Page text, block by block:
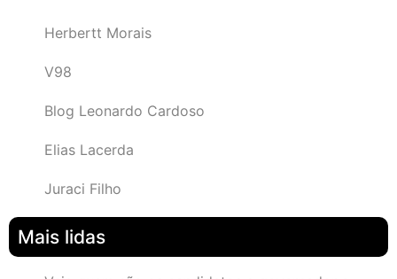
Herbertt Morais
V98
Blog Leonardo Cardoso
Elias Lacerda
Juraci Filho
Mais lidas